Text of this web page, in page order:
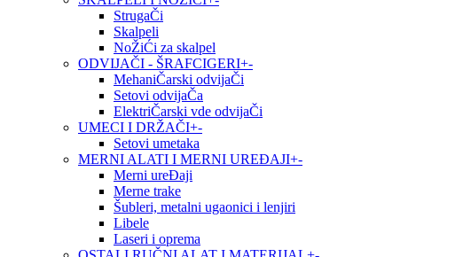
StrugaČi
Skalpeli
NoŽiĆi za skalpel
ODVIJAČI - ŠRAFCIGERI+-
MehaniČarski odvijaČi
Setovi odvijaČa
ElektriČarski vde odvijaČi
UMECI I DRŽAČI+-
Setovi umetaka
MERNI ALATI I MERNI UREĐAJI+-
Merni ureĐaji
Merne trake
Šubleri, metalni ugaonici i lenjiri
Libele
Laseri i oprema